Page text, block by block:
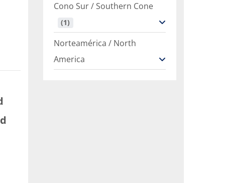
Cono Sur / Southern Cone
(1)
Norteamérica / North
America